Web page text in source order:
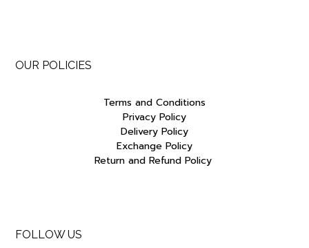
OUR POLICIES
Terms and Conditions
Privacy Policy
Delivery Policy
Exchange Policy
Return and Refund Policy
FOLLOW US